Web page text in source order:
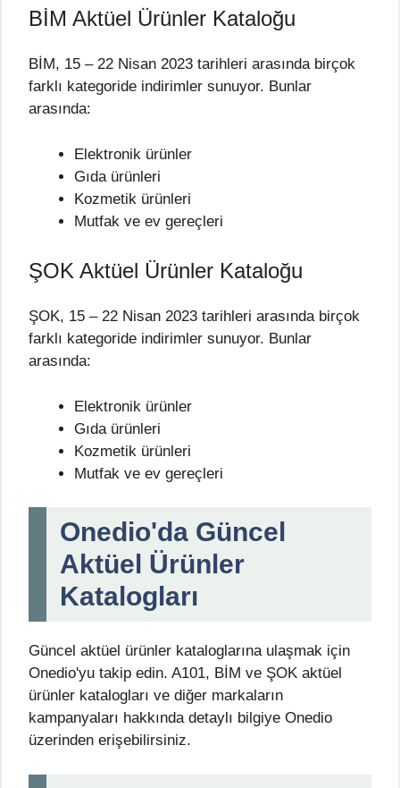
BİM Aktüel Ürünler Kataloğu
BİM, 15 – 22 Nisan 2023 tarihleri arasında birçok
farklı kategoride indirimler sunuyor. Bunlar
arasında:
Elektronik ürünler
Gıda ürünleri
Kozmetik ürünleri
Mutfak ve ev gereçleri
ŞOK Aktüel Ürünler Kataloğu
ŞOK, 15 – 22 Nisan 2023 tarihleri arasında birçok
farklı kategoride indirimler sunuyor. Bunlar
arasında:
Elektronik ürünler
Gıda ürünleri
Kozmetik ürünleri
Mutfak ve ev gereçleri
Onedio'da Güncel
Aktüel Ürünler
Katalogları
Güncel aktüel ürünler kataloglarına ulaşmak için
Onedio'yu takip edin. A101, BİM ve ŞOK aktüel
ürünler katalogları ve diğer markaların
kampanyaları hakkında detaylı bilgiye Onedio
üzerinden erişebilirsiniz.